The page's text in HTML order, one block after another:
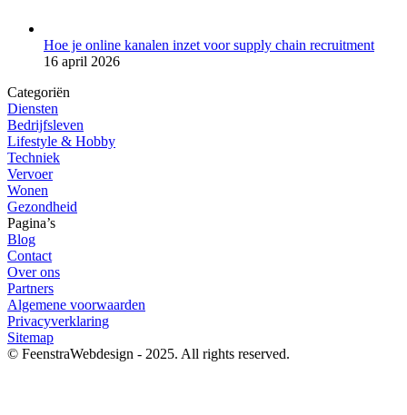
Hoe je online kanalen inzet voor supply chain recruitment
16 april 2026
Categoriën
Diensten
Bedrijfsleven
Lifestyle & Hobby
Techniek
Vervoer
Wonen
Gezondheid
Pagina’s
Blog
Contact
Over ons
Partners
Algemene voorwaarden
Privacyverklaring
Sitemap
© FeenstraWebdesign - 2025. All rights reserved.